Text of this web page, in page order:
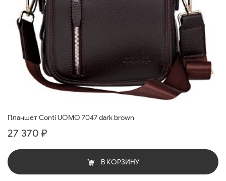
Планшет Conti UOMO 7047 dark brown
27 370 ₽
В КОРЗИНУ